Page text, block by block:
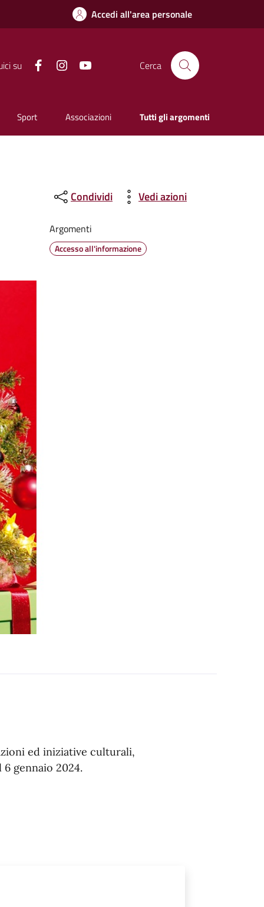
Accedi all'area personale
su Facebook Instagram Cerca
Sport Associazioni Tutti gli argomenti
Condividi Vedi azioni
Argomenti
Accesso all'informazione
ed iniziative culturali,
gennaio 2024.